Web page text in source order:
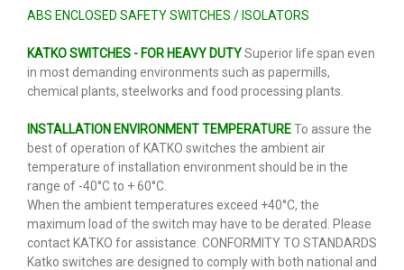
ABS ENCLOSED SAFETY SWITCHES / ISOLATORS
KATKO SWITCHES - FOR HEAVY DUTYSuperior life span even
in most demanding environments such as papermills,
chemical plants, steelworks and food processing plants.
INSTALLATION ENVIRONMENT TEMPERATURETo assure the
best of operation of KATKO switches the ambient air
temperature of installation environment should be in the
range of -40°C to + 60°C.
When the ambient temperatures exceed +40°C, the
maximum load of the switch may have to be derated. Please
contact KATKO for assistance. CONFORMITY TO STANDARDS
Katko switches are designed to comply with both national and